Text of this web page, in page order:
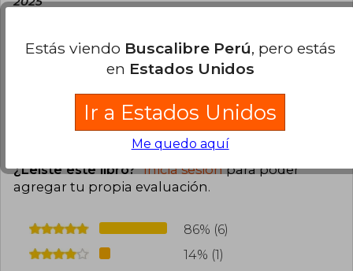
como su contenido!
Cargar más opiniones del libro
¿Leíste este libro? Inicia sesiónpara poder
agregar tu propia evaluación.
86% (6)
14% (1)
Estás viendo Buscalibre Perú, pero estás
en Estados Unidos
Ir a Estados Unidos
Me quedo aquí